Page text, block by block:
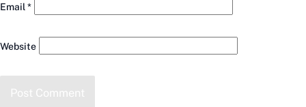
Email *
Website